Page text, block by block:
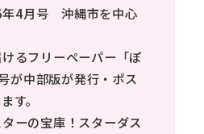
年4月号 沖縄市を中心
るフリーペーパー「ぽ
が中部版が発行・ポス
す。
ーの宝庫！スターダス